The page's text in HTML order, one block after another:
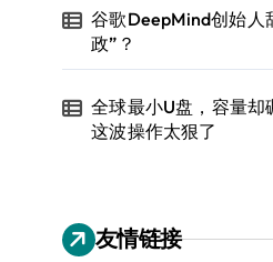
谷歌DeepMind创始人
政”？
全球最小U盘，容量却
这波操作太狠了
友情链接